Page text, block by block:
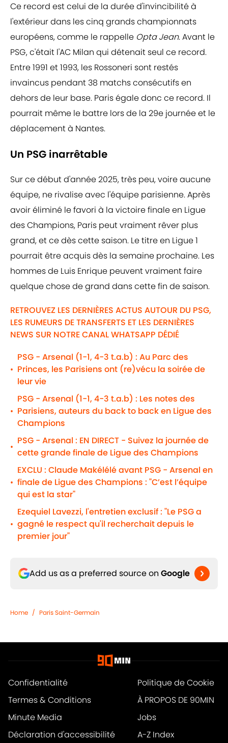
Ce record est celui de la durée d'invincibilité à
l'extérieur dans les cinq grands championnats
européens, comme le rappelle Opta Jean. Avant le
PSG, c'était l'AC Milan qui détenait seul ce record.
Entre 1991 et 1993, les Rossoneri sont restés
invaincus pendant 38 matchs consécutifs en
dehors de leur base. Paris égale donc ce record. Il
pourrait même le battre lors de la 29e journée et le
déplacement à Nantes.
Un PSG inarrêtable
Sur ce début d'année 2025, très peu, voire aucune
équipe, ne rivalise avec l'équipe parisienne. Après
avoir éliminé le favori à la victoire finale en Ligue
des Champions, Paris peut vraiment rêver plus
grand, et ce dès cette saison. Le titre en Ligue 1
pourrait être acquis dès la semaine prochaine. Les
hommes de Luis Enrique peuvent vraiment faire
quelque chose de grand dans cette fin de saison.
RETROUVEZ LES DERNIÈRES ACTUS AUTOUR DU PSG,
LES RUMEURS DE TRANSFERTS ET LES DERNIÈRES
NEWS SUR NOTRE CANAL WHATSAPP DÉDIÉ
•
PSG - Arsenal (1-1, 4-3 t.a.b) : Au Parc des
Princes, les Parisiens ont (re)vécu la soirée de
leur vie
•
PSG - Arsenal (1-1, 4-3 t.a.b) : Les notes des
Parisiens, auteurs du back to back en Ligue des
Champions
•
PSG - Arsenal : EN DIRECT - Suivez la journée de
cette grande finale de Ligue des Champions
•
EXCLU : Claude Makélélé avant PSG - Arsenal en
finale de Ligue des Champions : "C’est l’équipe
qui est la star"
•
Ezequiel Lavezzi, l'entretien exclusif : "Le PSG a
gagné le respect qu'il recherchait depuis le
premier jour"
Add us as a preferred source on Google
Home / Paris Saint-Germain
Confidentialité
Politique de Cookie
Termes & Conditions
À PROPOS DE 90MIN
Minute Media
Jobs
Déclaration d'accessibilité
A-Z Index